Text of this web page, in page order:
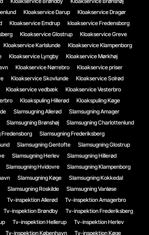
Kloakservice Darup
Kloakservice Dragør
Kloakservice Emdrup
kloakservice Fredensborg
Kloakservice Glostrup
Kloakservice Greve
Kloakservice Karlslunde
Kloakservice Klampenborg
Kloakservice Lyngby
Kloakservice Mørkhøj
Kloakservice Nørrebro
Kloakservice priser
Kloakservice Skovlunde
Kloakservice Solrød
Kloakservice vedbæk
Kloakservice Vesterbro
Kloakspuling Hillerød
Kloakspuling Køge
Slamsugning Allerød
Slamsugning Amager
Slamsugning Brønshøj
Slamsugning Charlottenlund
Fredensborg
Slamsugning Frederiksberg
Slamsugning Gentofte
Slamsugning Glostrup
Slamsugning Herlev
Slamsugning Hillerød
Slamsugning Hvidovre
Slamsugning Klampenborg
Slamsugning Køge
Slamsugning Kokkedal
Slamsugning Roskilde
Slamsugning Vanløse
Tv-inspektion Allerød
Tv-inspektion Amagerbro
Tv-inspektion Brøndby
Tv-inspektion Frederiksberg
Tv-inspektion Hellerup
Tv-inspektion Herlev
Tv-inspektion København Tv-inspektion Køge